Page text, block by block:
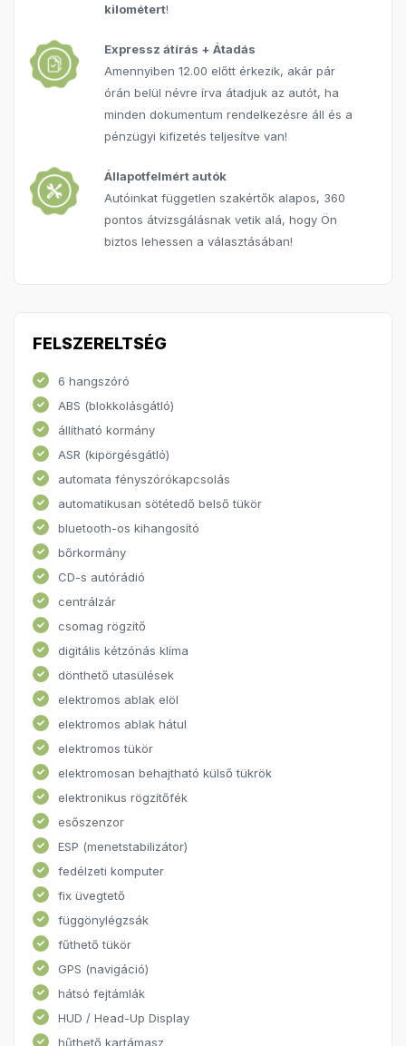
kilométert!
Expressz átírás + Átadás
Amennyiben 12.00 előtt érkezik, akár pár
órán belül névre írva átadjuk az autót, ha
minden dokumentum rendelkezésre áll és a
pénzügyi kifizetés teljesítve van!
Állapotfelmért autók
Autóinkat független szakértők alapos, 360
pontos átvizsgálásnak vetik alá, hogy Ön
biztos lehessen a választásában!
FELSZERELTSÉG
6 hangszóró
ABS (blokkolásgátló)
állítható kormány
ASR (kipörgésgátló)
automata fényszórókapcsolás
automatikusan sötétedő belső tükör
bluetooth-os kihangosító
bőrkormány
CD-s autórádió
centrálzár
csomag rögzítő
digitális kétzónás klíma
dönthető utasülések
elektromos ablak elöl
elektromos ablak hátul
elektromos tükör
elektromosan behajtható külső tükrök
elektronikus rögzítőfék
esőszenzor
ESP (menetstabilizátor)
fedélzeti komputer
fix üvegtető
függönylégzsák
fűthető tükör
GPS (navigáció)
hátsó fejtámlák
HUD / Head-Up Display
hűthető kartámasz